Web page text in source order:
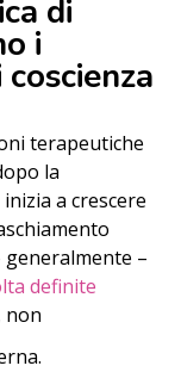
di
i
terapeutiche
la
a crescere
–
definite
non